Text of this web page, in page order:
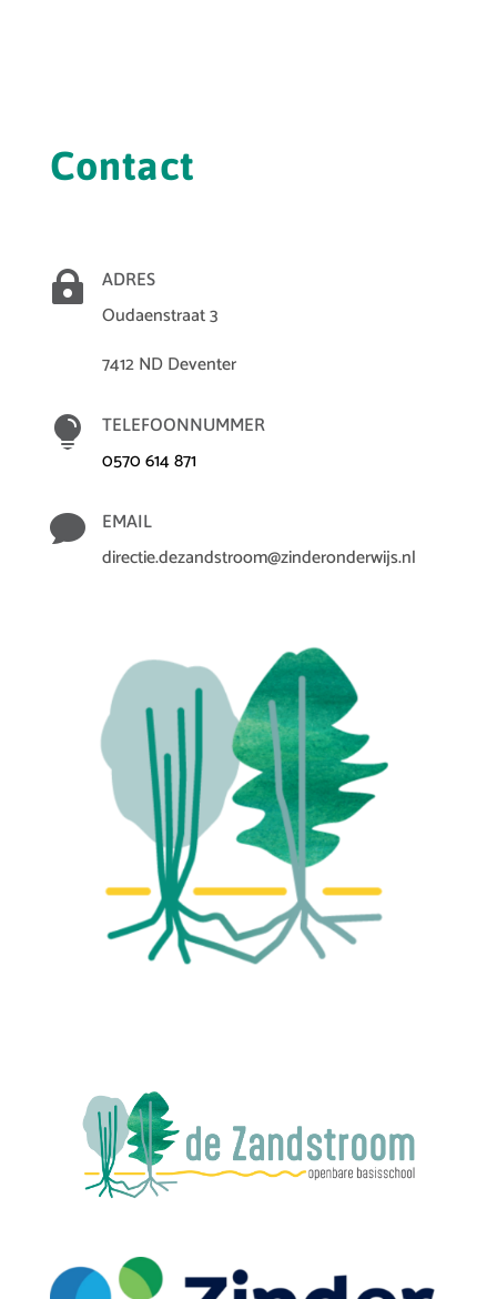
Contact
 ADRES
Oudaenstraat 3
7412 ND Deventer
 TELEFOONNUMMER
0570 614 871
 EMAIL
directie.dezandstroom@zinderonderwijs.nl